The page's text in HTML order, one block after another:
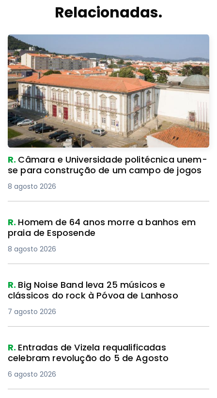
Relacionadas.
R. Câmara e Universidade politécnica unem-
se para construção de um campo de jogos
8 agosto 2026
R. Homem de 64 anos morre a banhos em
praia de Esposende
8 agosto 2026
R. Big Noise Band leva 25 músicos e
clássicos do rock à Póvoa de Lanhoso
7 agosto 2026
R. Entradas de Vizela requalificadas
celebram revolução do 5 de Agosto
6 agosto 2026